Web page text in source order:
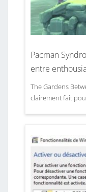
Pacman
entre
The Gardens
clairement fait